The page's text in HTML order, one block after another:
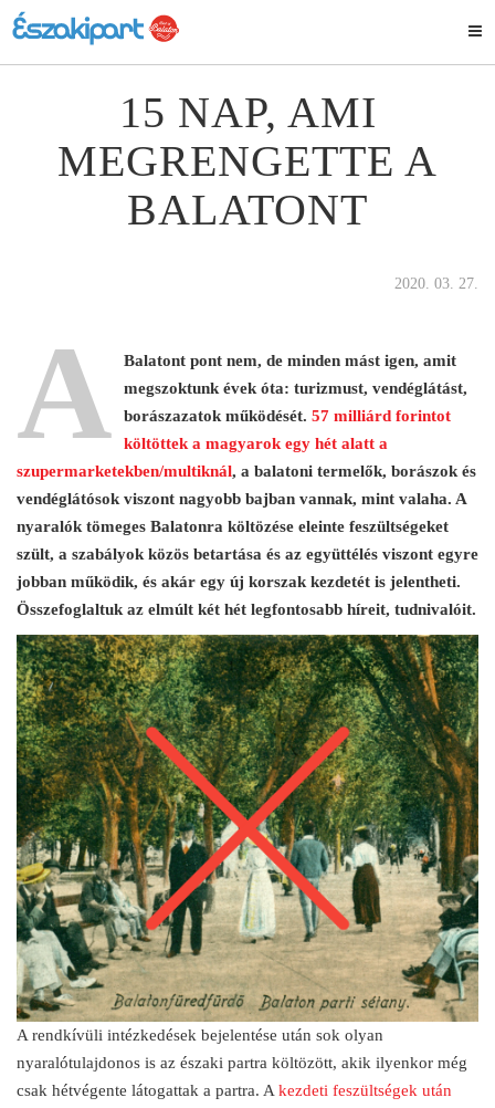
15 NAP, AMI
MEGRENGETTE A
BALATONT
2020. 03. 27.
A
Balatont pont nem, de minden mást igen, amit
megszoktunk évek óta: turizmust, vendéglátást,
borászazatok működését. 57 milliárd forintot
költöttek a magyarok egy hét alatt a
szupermarketekben/multiknál, a balatoni termelők, borászok és
vendéglátósok viszont nagyobb bajban vannak, mint valaha. A
nyaralók tömeges Balatonra költözése eleinte feszültségeket
szült, a szabályok közös betartása és az együttélés viszont egyre
jobban működik, és akár egy új korszak kezdetét is jelentheti.
Összefoglaltuk az elmúlt két hét legfontosabb híreit, tudnivalóit.
A rendkívüli intézkedések bejelentése után sok olyan
nyaralótulajdonos is az északi partra költözött, akik ilyenkor még
csak hétvégente látogattak a partra. Akezdeti feszültségek után